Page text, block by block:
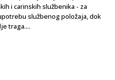
i carinskih službenika - za
službenog položaja, dok
traga....